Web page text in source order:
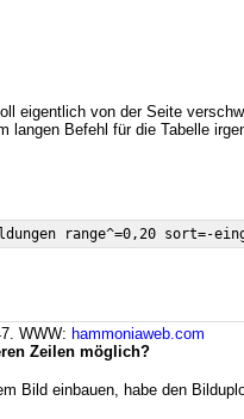
eigentlich von der Seite
langen Befehl für die Tabelle
WWW: hammoniaweb.com
Zeilen möglich?
Bild einbauen, habe den